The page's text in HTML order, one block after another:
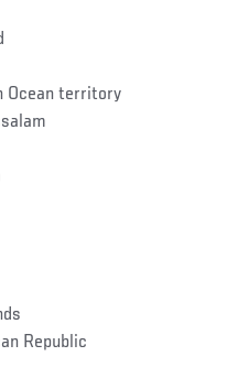
Ocean territory
Republic